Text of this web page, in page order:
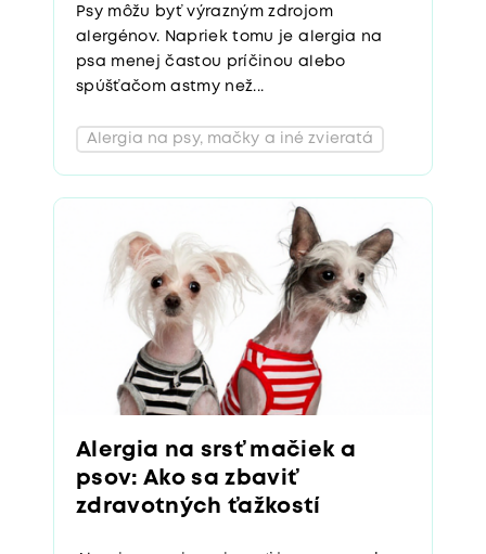
Psy môžu byť výrazným zdrojom
alergénov. Napriek tomu je alergia na
psa menej častou príčinou alebo
spúšťačom astmy než...
Alergia na psy, mačky a iné zvieratá
Alergia na srsť mačiek a
psov: Ako sa zbaviť
zdravotných ťažkostí